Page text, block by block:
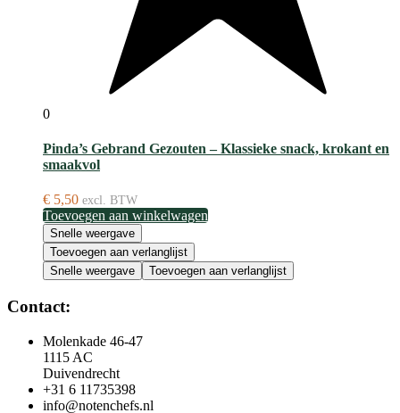
0
Pinda’s Gebrand Gezouten – Klassieke snack, krokant en
smaakvol
€ 5,50 excl. BTW
Toevoegen aan winkelwagen
Snelle weergave
Toevoegen aan verlanglijst
Snelle weergave
Toevoegen aan verlanglijst
Contact:
Molenkade 46-47
1115 AC
Duivendrecht
+31 6 11735398
info@notenchefs.nl